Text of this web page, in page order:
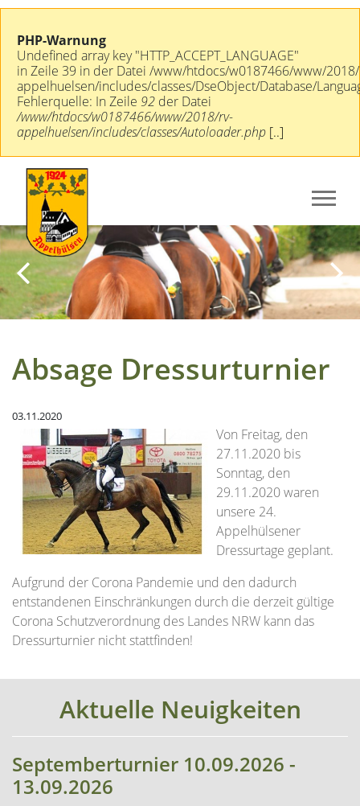
PHP-Warnung
Undefined array key "HTTP_ACCEPT_LANGUAGE"
in Zeile 39 in der Datei /www/htdocs/w0187466/www/
appelhuelsen/includes/classes/DseObject/Database/
Fehlerquelle: In Zeile 92 der Datei
/www/htdocs/w0187466/www/2018/rv-
appelhuelsen/includes/classes/Autoloader.php [..]
Absage Dressurturnier
03.11.2020
Von Freitag, den
27.11.2020 bis
Sonntag, den
29.11.2020 waren
unsere 24.
Appelhülsener
Dressurtage geplant.
Aufgrund der Corona Pandemie und den dadurch
entstandenen Einschränkungen durch die derzeit gültige
Corona Schutzverordnung des Landes NRW kann das
Dressurturnier nicht stattfinden!
Aktuelle Neuigkeiten
Septemberturnier 10.09.2026 -
13.09.2026